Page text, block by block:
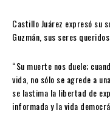
Castillo Juárez expresó su
Guzmán, sus seres
“Su muerte nos duele;
vida, no sólo se agrede a
se lastima la libertad de
informada y la vida